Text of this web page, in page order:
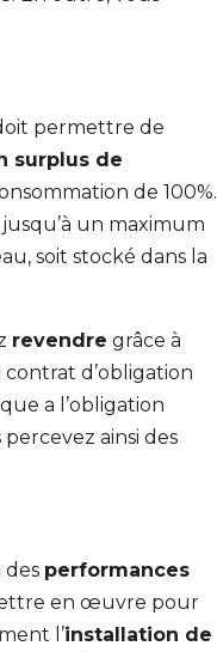
permettre de
surplus de
de 100%.
un maximum
soit stocké dans la
revendre grâce à
d’obligation
a l’obligation
ainsi des
des performances
en œuvre pour
l’installation de